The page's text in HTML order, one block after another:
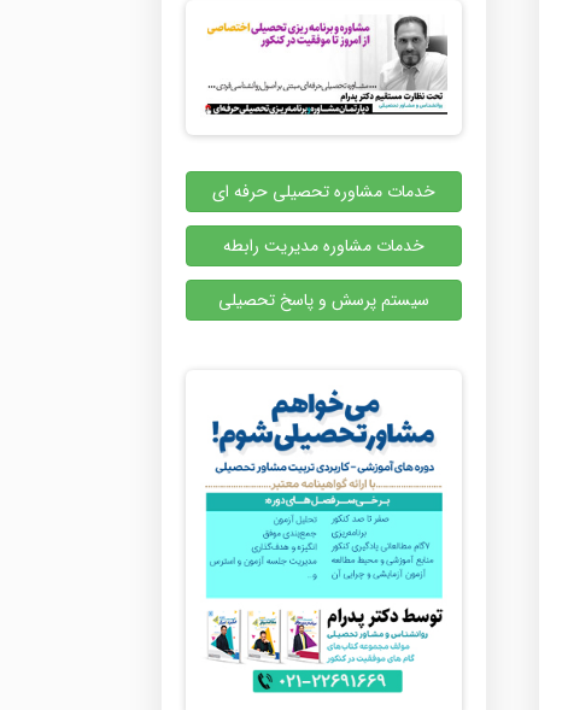
خدمات مشاوره تحصیلی حرفه ای
خدمات مشاوره مدیریت رابطه
سیستم پرسش و پاسخ تحصیلی